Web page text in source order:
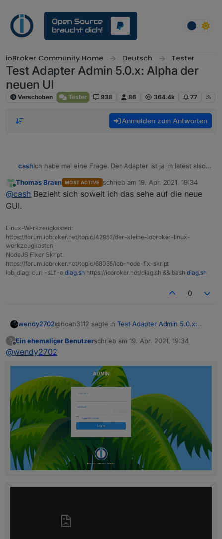
ioBroker Community Home Deutsch Tester
Test Adapter Admin 5.0.x: Alpha der
neuen UI
Verschoben Tester 938 86 364.4k 77
Anmelden zum Antworten
cashIch habe mal eine Frage. Der Adapter ist ja im latest also
wenn man die UI nicht umstellt hat man eine stabilere
Beta? Insgesamt für mich etwas verwirrend. Eigentlich
Online
Thomas Braun MOST ACTIVE schrieb am 19. Apr. 2021, 19:34
zuletzt editiert von
@cash Bezieht sich soweit ich das sehe auf die neue
GUI.
Linux-Werkzeugkasten:
https://forum.iobroker.net/topic/42952/der-kleine-iobroker-linux-
werkzeugkasten
NodeJS Fixer Skript:
https://forum.iobroker.net/topic/68035/iob-node-fix-skript
iob_diag: curl -sLf -o diag.sh https://iobroker.net/diag.sh && bash diag.sh
0
wendy2702@noah3112 sagte in Test Adapter Admin 5.0.x:
Die offenen Fragen zu beantworten.
?
Offline
Ein ehemaliger Benutzerschrieb am 19. Apr. 2021, 19:34
zuletzt editiert von
@wendy2702